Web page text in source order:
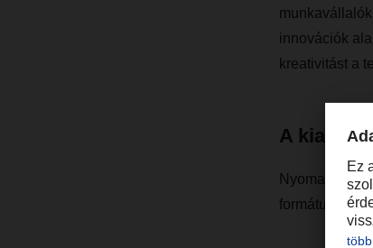
innovációk
kreativitást a
A
Nyomatatott
formátumban